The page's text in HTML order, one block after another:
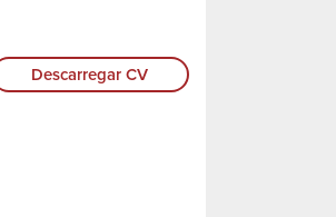
Descarregar CV